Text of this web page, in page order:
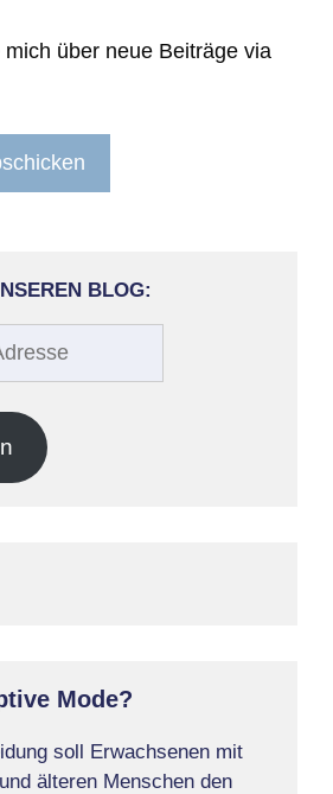
über neue Beiträge via
BLOG:
Mode?
soll Erwachsenen mit
älteren Menschen den